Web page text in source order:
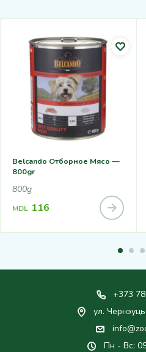
Belcando Отборное Мясо —
800gr
800g
MDL 116
+373
ул.
Пн - Вс: